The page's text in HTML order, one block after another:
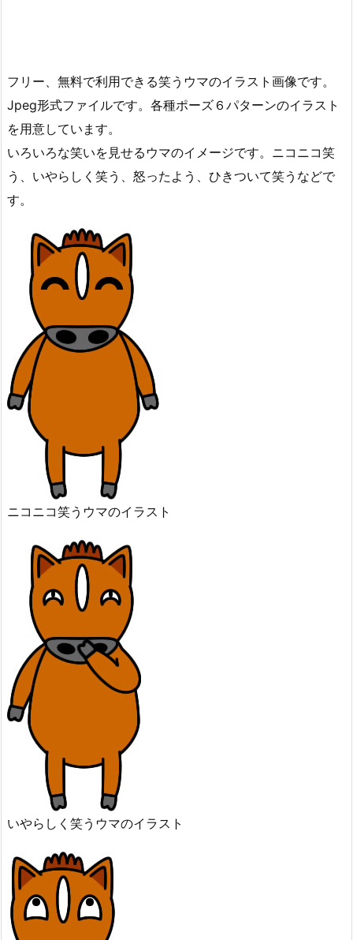
フリー、無料で利用できる笑うウマのイラスト画像です。
Jpeg形式ファイルです。各種ポーズ６パターンのイラスト
を用意しています。
いろいろな笑いを見せるウマのイメージです。ニコニコ笑
う、いやらしく笑う、怒ったよう、ひきついて笑うなどで
す。
ニコニコ笑うウマのイラスト
いやらしく笑うウマのイラスト